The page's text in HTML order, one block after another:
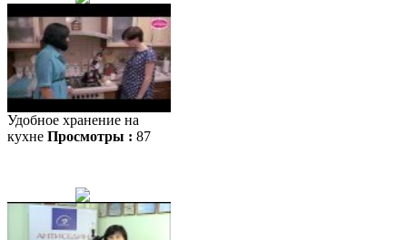
Удобное хранение на
кухне Просмотры : 87